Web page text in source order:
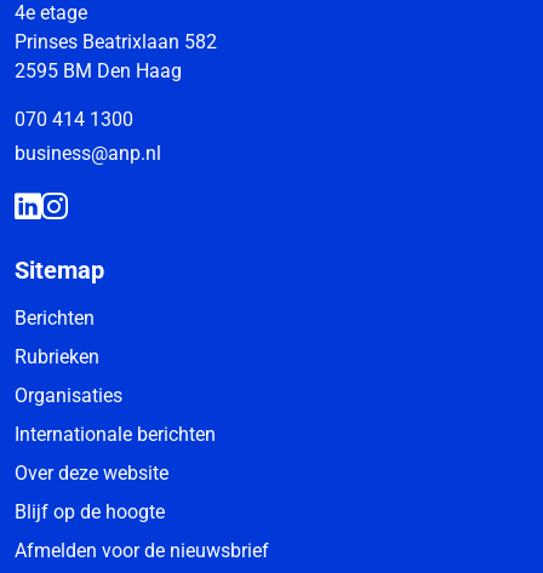
4e etage
Prinses Beatrixlaan 582
2595 BM Den Haag
070 414 1300
business@anp.nl
Sitemap
Berichten
Rubrieken
Organisaties
Internationale berichten
Over deze website
Blijf op de hoogte
Afmelden voor de nieuwsbrief